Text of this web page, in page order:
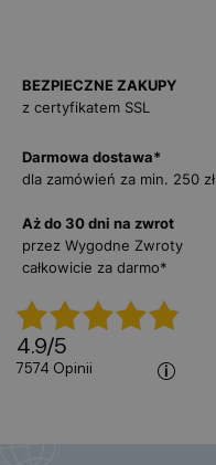
BEZPIECZNE ZAKUPY
z certyfikatem SSL
Darmowa dostawa*
dla zamówień za min. 250 zł
Aż do 30 dni na zwrot
przez Wygodne Zwroty
całkowicie za darmo*
4.9/5
7574 opinii